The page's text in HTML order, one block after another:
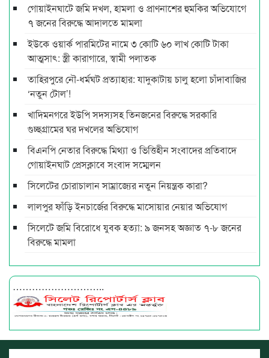
গোয়াইনঘাটে জমি দখল, হামলা ও প্রাণনাশের হুমকির অভিযোগে
৭ জনের বিরুদ্ধে আদালতে মামলা
ইউকে ওয়ার্ক পারমিটের নামে ৩ কোটি ৬০ লাখ কোটি টাকা
আত্মসাৎ: স্ত্রী কারাগারে, স্বামী পলাতক
তাহিরপুরে নৌ-ধর্মঘট প্রত্যাহার: যাদুকাটায় চালু হলো চাঁদাবাজির
‘নতুন টোল’!
খাদিমনগরে ইউপি সদস্যসহ তিনজনের বিরুদ্ধে সরকারি
গুচ্ছগ্রামের ঘর দখলের অভিযোগ
বিএনপি নেতার বিরুদ্ধে মিথ্যা ও ভিত্তিহীন সংবাদের প্রতিবাদে
গোয়াইনঘাট প্রেসক্লাবে সংবাদ সম্মেলন
সিলেটের চোরাচালান সাম্রাজ্যের নতুন নিয়ন্ত্রক কারা?
লালপুর ফাঁড়ি ইনচার্জের বিরুদ্ধে মাসোয়ার নেয়ার অভিযোগ
সিলেটে জমি বিরোধে যুবক হত্যা: ৯ জনসহ অজ্ঞাত ৭-৮ জনের
বিরুদ্ধে মামলা
………………………..